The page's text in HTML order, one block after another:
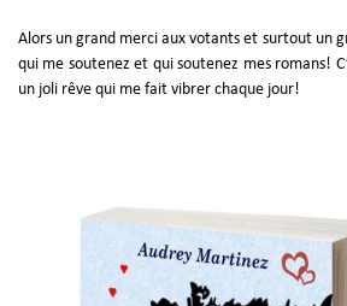
Alors un grand merci aux votants et surtout un
qui me soutenez et qui soutenez mes romans!
un joli rêve qui me fait vibrer chaque jour!